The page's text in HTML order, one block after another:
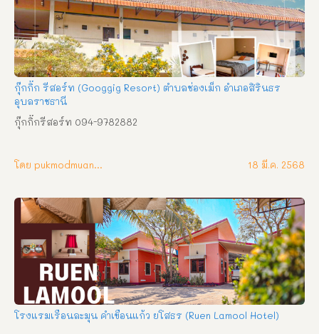
กุ๊กกิ๊ก รีสอร์ท (Googgig Resort) ตำบลช่องเม็ก อำเภอสิรินธร
อุบลราชธานี
กุ๊กกิ๊กรีสอร์ท 094-9782882
โดย pukmodmuangthai 18 มี.ค. 2568
โรงแรมเรือนละมุน คำเขื่อนแก้ว ยโสธร (Ruen Lamool Hotel)